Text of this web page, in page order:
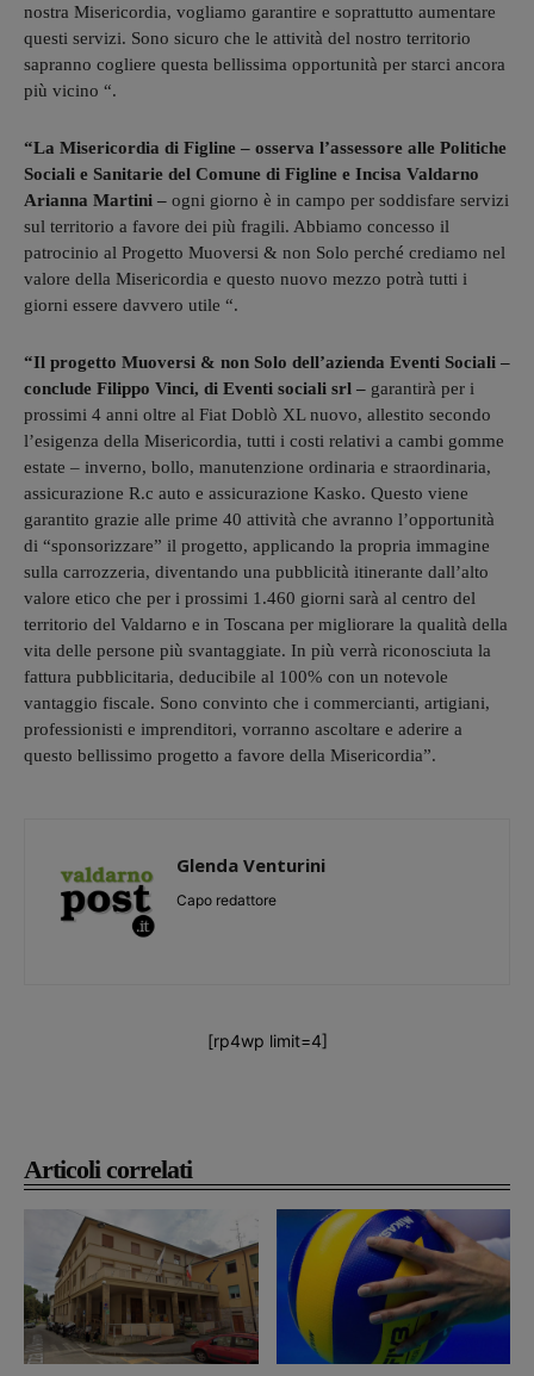
Articoli correlati
nostra Misericordia, vogliamo garantire e soprattutto aumentare
questi servizi. Sono sicuro che le attività del nostro territorio
sapranno cogliere questa bellissima opportunità per starci ancora
più vicino “.
“La Misericordia di Figline – osserva l’assessore alle Politiche
Sociali e Sanitarie del Comune di Figline e Incisa Valdarno
Arianna Martini – ogni giorno è in campo per soddisfare servizi
sul territorio a favore dei più fragili. Abbiamo concesso il
patrocinio al Progetto Muoversi & non Solo perché crediamo nel
valore della Misericordia e questo nuovo mezzo potrà tutti i
giorni essere davvero utile “.
“Il progetto Muoversi & non Solo dell’azienda Eventi Sociali –
conclude Filippo Vinci, di Eventi sociali srl – garantirà per i
prossimi 4 anni oltre al Fiat Doblò XL nuovo, allestito secondo
l’esigenza della Misericordia, tutti i costi relativi a cambi gomme
estate – inverno, bollo, manutenzione ordinaria e straordinaria,
assicurazione R.c auto e assicurazione Kasko. Questo viene
garantito grazie alle prime 40 attività che avranno l’opportunità
di “sponsorizzare” il progetto, applicando la propria immagine
sulla carrozzeria, diventando una pubblicità itinerante dall’alto
valore etico che per i prossimi 1.460 giorni sarà al centro del
territorio del Valdarno e in Toscana per migliorare la qualità della
vita delle persone più svantaggiate. In più verrà riconosciuta la
fattura pubblicitaria, deducibile al 100% con un notevole
vantaggio fiscale. Sono convinto che i commercianti, artigiani,
professionisti e imprenditori, vorranno ascoltare e aderire a
questo bellissimo progetto a favore della Misericordia”.
Glenda Venturini
Capo redattore
[rp4wp limit=4]